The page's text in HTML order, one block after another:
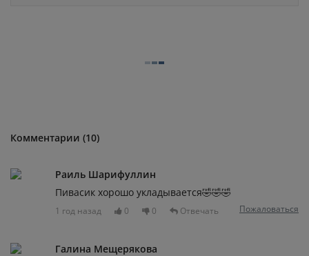
Комментарии (10)
Раиль Шарифуллин
Пивасик хорошо укладывается🤣🤣🤣
1 год назад 0 0 Отвечать Пожаловаться
Галина Мещерякова